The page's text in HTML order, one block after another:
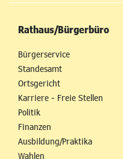
Rathaus/Bürgerbüro
Bürgerservice
Standesamt
Ortsgericht
Karriere - Freie Stellen
Politik
Finanzen
Ausbildung/Praktika
Wahlen